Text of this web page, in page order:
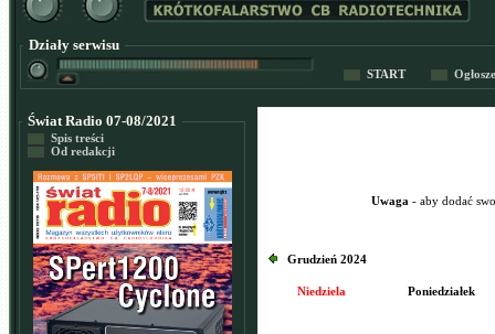
Działy serwisu
START
Świat Radio 07-08/2021
Spis treści
Od redakcji
Uwaga - aby dodać
Grudzień 2024
Niedziela Poniedziałek